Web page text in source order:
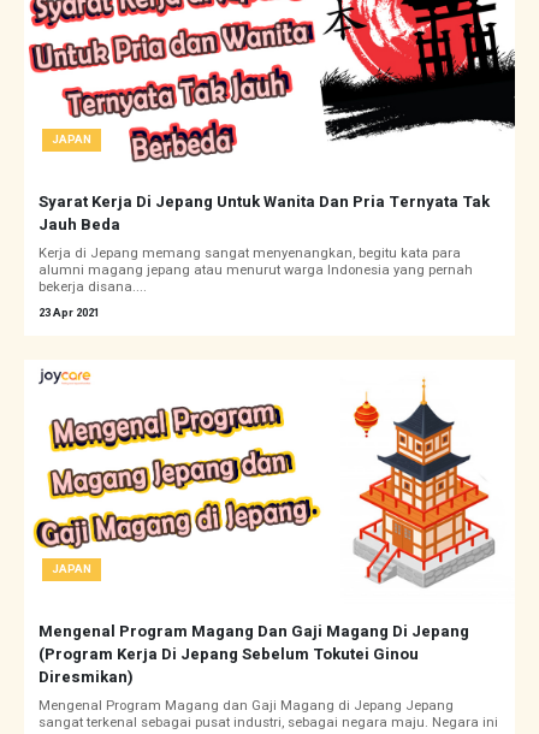
JAPAN
Syarat Kerja Di Jepang Untuk Wanita Dan Pria Ternyata Tak
Jauh Beda
Kerja di Jepang memang sangat menyenangkan, begitu kata para
alumni magang jepang atau menurut warga Indonesia yang pernah
bekerja disana....
23 Apr 2021
JAPAN
Mengenal Program Magang Dan Gaji Magang Di Jepang
(Program Kerja Di Jepang Sebelum Tokutei Ginou
Diresmikan)
Mengenal Program Magang dan Gaji Magang di Jepang Jepang
sangat terkenal sebagai pusat industri, sebagai negara maju. Negara ini